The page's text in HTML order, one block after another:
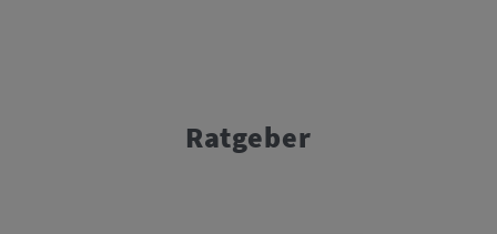
Ratgeber